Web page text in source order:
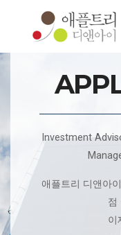
Investment
애플트리 디앤아
점
이